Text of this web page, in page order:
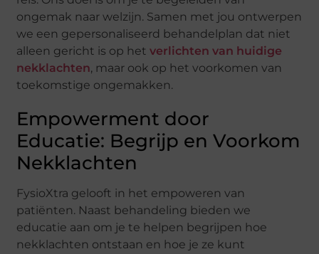
ongemak naar welzijn. Samen met jou ontwerpen
we een gepersonaliseerd behandelplan dat niet
alleen gericht is op hetverlichten van huidige
nekklachten, maar ook op het voorkomen van
toekomstige ongemakken.
Empowerment door
Educatie: Begrijp en Voorkom
Nekklachten
FysioXtra gelooft in het empoweren van
patiënten. Naast behandeling bieden we
educatie aan om je te helpen begrijpen hoe
nekklachten ontstaan en hoe je ze kunt